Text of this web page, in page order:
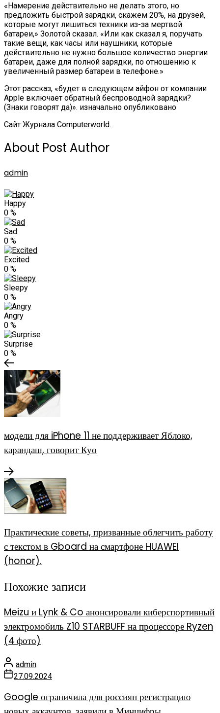
«Намерение действительно не делать этого, но
предложить быстрой зарядки, скажем 20%, на друзей,
которые могут лишиться техники из-за мертвой
батареи,» Золотой сказал. «Или как сказал я, поручать
такие вещи, как часы или наушники, которые
действительно не нужно большое количество энергии
батареи, даже для полной зарядки, по отношению к
увеличенный размер батареи в телефоне.»
Этот рассказ, «будет в следующем айфон от компании
Apple включает обратный беспроводной зарядки?
(Знаки говорят да)». изначально опубликовано
Сайт Журнала Computerworld.
About Post Author
admin
Happy
0 %
Sad
0 %
Excited
0 %
Sleepy
0 %
Angry
0 %
Surprise
0 %
модели для iPhone 11 не поддерживает Яблоко,
карандаш, говорит Куо
Практические советы, призванные облегчить работу
с текстом в Gboard на смартфоне HUAWEI
(honor).
Похожие записи
Meizu и Lynk & Co анонсировали киберспортивный
электромобиль Z10 STARBUFF на процессоре Ryzen
(4 фото)
admin
27.09.2024
Google ограничила для россиян регистрацию